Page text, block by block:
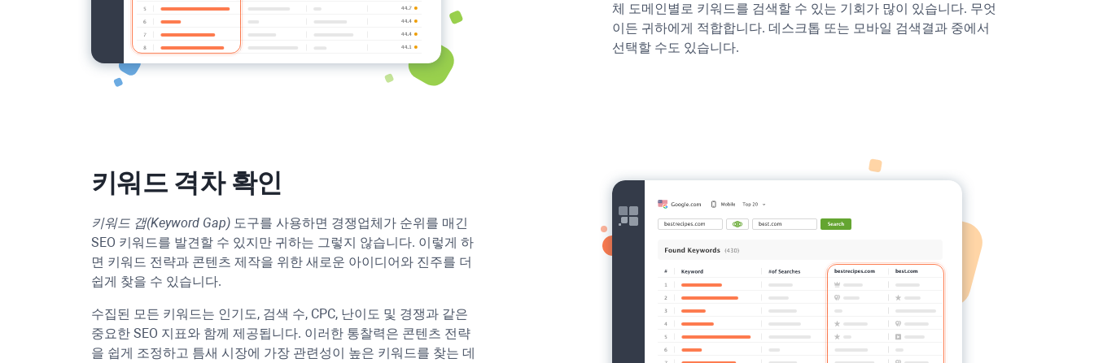
체 도메인별로 키워드를 검색할 수 있는 기회가 많이 있습니다. 무엇
이든 귀하에게 적합합니다. 데스크톱 또는 모바일 검색결과 중에서
선택할 수도 있습니다.
키워드 격차 확인
키워드 갭(Keyword Gap) 도구를 사용하면 경쟁업체가 순위를 매긴
SEO 키워드를 발견할 수 있지만 귀하는 그렇지 않습니다. 이렇게 하
면 키워드 전략과 콘텐츠 제작을 위한 새로운 아이디어와 진주를 더
쉽게 찾을 수 있습니다.
수집된 모든 키워드는 인기도, 검색 수, CPC, 난이도 및 경쟁과 같은
중요한 SEO 지표와 함께 제공됩니다. 이러한 통찰력은 콘텐츠 전략
을 쉽게 조정하고 틈새 시장에 가장 관련성이 높은 키워드를 찾는 데